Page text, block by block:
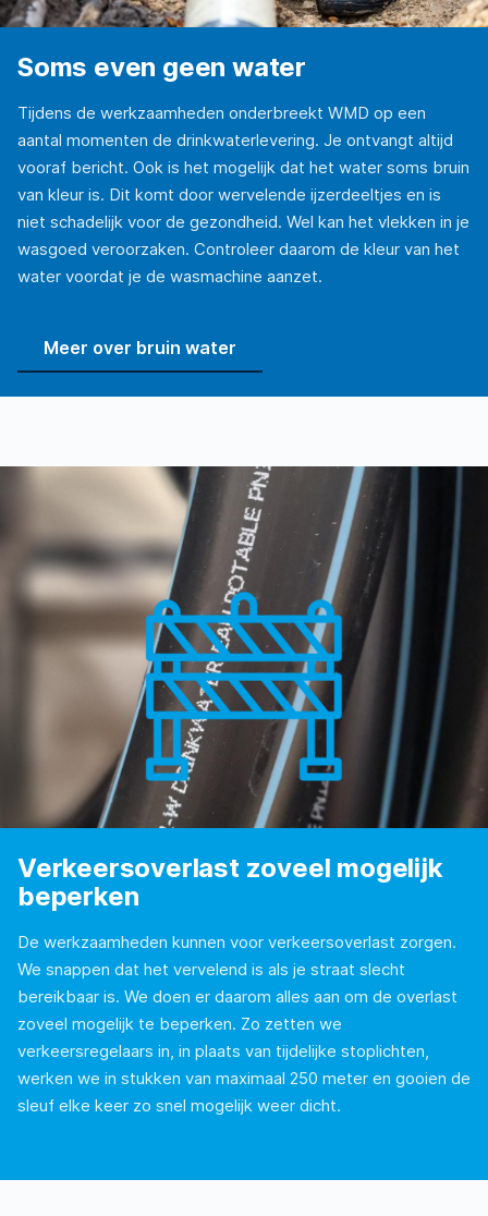
Soms even geen water
Tijdens de werkzaamheden onderbreekt WMD op een
aantal momenten de drinkwaterlevering. Je ontvangt altijd
vooraf bericht. Ook is het mogelijk dat het water soms bruin
van kleur is. Dit komt door wervelende ijzerdeeltjes en is
niet schadelijk voor de gezondheid. Wel kan het vlekken in je
wasgoed veroorzaken. Controleer daarom de kleur van het
water voordat je de wasmachine aanzet.
Meer over bruin water
Verkeersoverlast zoveel mogelijk
beperken
De werkzaamheden kunnen voor verkeersoverlast zorgen.
We snappen dat het vervelend is als je straat slecht
bereikbaar is. We doen er daarom alles aan om de overlast
zoveel mogelijk te beperken. Zo zetten we
verkeersregelaars in, in plaats van tijdelijke stoplichten,
werken we in stukken van maximaal 250 meter en gooien de
sleuf elke keer zo snel mogelijk weer dicht.